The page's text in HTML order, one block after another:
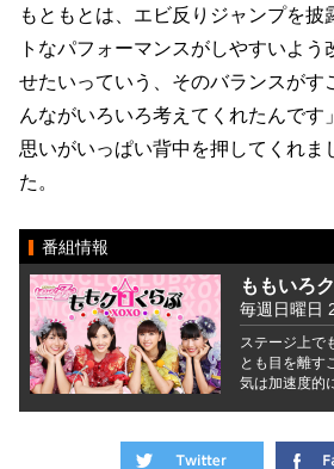
もともとは、エビ反りジャンプを
トなパフォーマンスがしやすいよ
せたいっていう、そのバランスが
んながいろいろ考えてくれたんで
思いがいっぱい背中を押してくれ
た。
番組情報
ももいろ
毎週日曜日
ステージ上で
とも目を離す
気は加速度的